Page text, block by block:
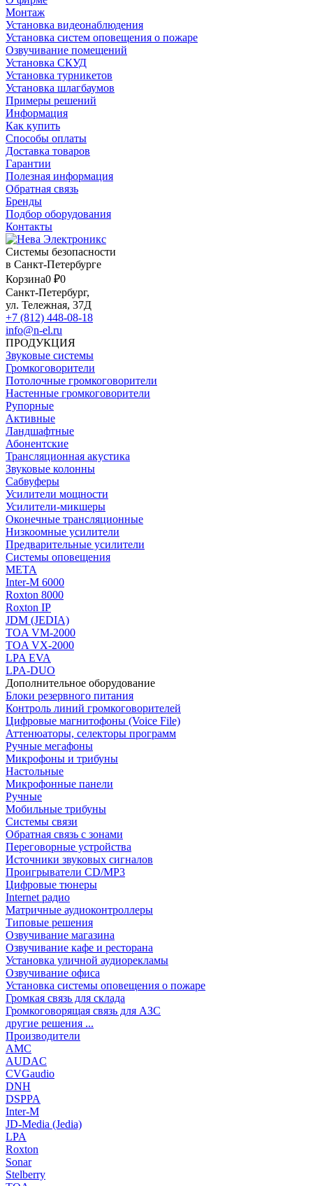
Монтаж
Установка видеонаблюдения
Установка систем оповещения о пожаре
Озвучивание помещений
Установка СКУД
Установка турникетов
Установка шлагбаумов
Примеры решений
Информация
Как купить
Способы оплаты
Доставка товаров
Гарантии
Полезная информация
Обратная связь
Бренды
Подбор оборудования
Контакты
Системы безопасности
в Санкт-Петербурге
Корзина0 ₽0
Санкт-Петербург,
ул. Тележная, 37Д
+7 (812) 448-08-18
info@n-el.ru
ПРОДУКЦИЯ
Звуковые системы
Громкоговорители
Потолочные громкоговорители
Настенные громкоговорители
Рупорные
Активные
Ландшафтные
Абонентские
Трансляционная акустика
Звуковые колонны
Сабвуферы
Усилители мощности
Усилители-микшеры
Оконечные трансляционные
Низкоомные усилители
Предварительные усилители
Системы оповещения
МЕТА
Inter-M 6000
Roxton 8000
Roxton IP
JDM (JEDIA)
TOA VM-2000
TOA VX-2000
LPA EVA
LPA-DUO
Дополнительное оборудование
Блоки резервного питания
Контроль линий громкоговорителей
Цифровые магнитофоны (Voice File)
Аттенюаторы, селекторы программ
Ручные мегафоны
Микрофоны и трибуны
Настольные
Микрофонные панели
Ручные
Мобильные трибуны
Системы связи
Обратная связь с зонами
Переговорные устройства
Источники звуковых сигналов
Проигрыватели CD/MP3
Цифровые тюнеры
Internet радио
Матричные аудиоконтроллеры
Типовые решения
Озвучивание магазина
Озвучивание кафе и ресторана
Установка уличной аудиорекламы
Озвучивание офиса
Установка системы оповещения о пожаре
Громкая связь для склада
Громкоговорящая связь для АЗС
другие решения ...
Производители
AMC
AUDAC
CVGaudio
DNH
DSPPA
Inter-M
JD-Media (Jedia)
LPA
Roxton
Sonar
Stelberry